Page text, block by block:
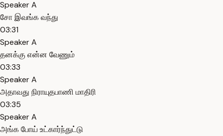
Speaker A
சோ இவங்க வந்து
03:31
Speaker A
தனக்கு என்ன வேணும்
03:33
Speaker A
அதாவது நிராயுதபாணி மாதிரி
03:35
Speaker A
அங்க போய் உட்கார்ந்துட்டு